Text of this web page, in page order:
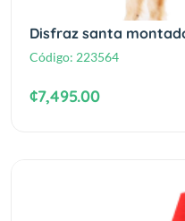
Disfraz santa
Código: 223564
¢7,495.00